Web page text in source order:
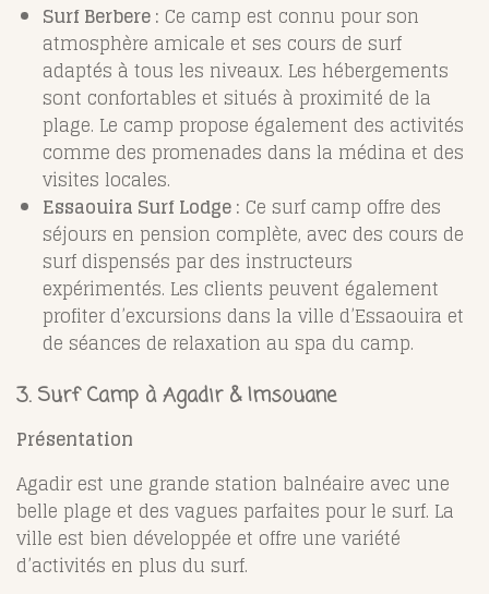
Surf Berbere : Ce camp est connu pour son
atmosphère amicale et ses cours de surf
adaptés à tous les niveaux. Les hébergements
sont confortables et situés à proximité de la
plage. Le camp propose également des activités
comme des promenades dans la médina et des
visites locales.
Essaouira Surf Lodge : Ce surf camp offre des
séjours en pension complète, avec des cours de
surf dispensés par des instructeurs
expérimentés. Les clients peuvent également
profiter d’excursions dans la ville d’Essaouira et
de séances de relaxation au spa du camp.
3. Surf Camp à Agadir & Imsouane
Présentation
Agadir est une grande station balnéaire avec une
belle plage et des vagues parfaites pour le surf. La
ville est bien développée et offre une variété
d’activités en plus du surf.